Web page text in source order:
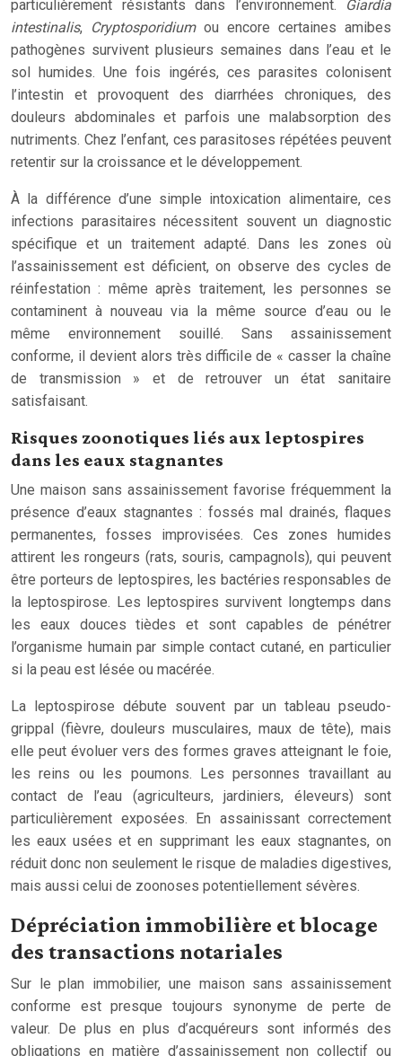
particulièrement résistants dans l’environnement.
Giardia
intestinalis, Cryptosporidiumou encore certaines amibes
pathogènes survivent plusieurs semaines dans l’eau et le
sol humides. Une fois ingérés, ces parasites colonisent
l’intestin et provoquent des diarrhées chroniques, des
douleurs abdominales et parfois une malabsorption des
nutriments. Chez l’enfant, ces parasitoses répétées peuvent
retentir sur la croissance et le développement.
À la différence d’une simple intoxication alimentaire, ces
infections parasitaires nécessitent souvent un diagnostic
spécifique et un traitement adapté. Dans les zones où
l’assainissement est déficient, on observe des cycles de
réinfestation : même après traitement, les personnes se
contaminent à nouveau via la même source d’eau ou le
même environnement souillé. Sans assainissement
conforme, il devient alors très difficile de « casser la chaîne
de transmission » et de retrouver un état sanitaire
satisfaisant.
Risques zoonotiques liés aux leptospires
dans les eaux stagnantes
Une maison sans assainissement favorise fréquemment la
présence d’eaux stagnantes : fossés mal drainés, flaques
permanentes, fosses improvisées. Ces zones humides
attirent les rongeurs (rats, souris, campagnols), qui peuvent
être porteurs de leptospires, les bactéries responsables de
la leptospirose. Les leptospires survivent longtemps dans
les eaux douces tièdes et sont capables de pénétrer
l’organisme humain par simple contact cutané, en particulier
si la peau est lésée ou macérée.
La leptospirose débute souvent par un tableau pseudo-
grippal (fièvre, douleurs musculaires, maux de tête), mais
elle peut évoluer vers des formes graves atteignant le foie,
les reins ou les poumons. Les personnes travaillant au
contact de l’eau (agriculteurs, jardiniers, éleveurs) sont
particulièrement exposées. En assainissant correctement
les eaux usées et en supprimant les eaux stagnantes, on
réduit donc non seulement le risque de maladies digestives,
mais aussi celui de zoonoses potentiellement sévères.
Dépréciation immobilière et blocage
des transactions notariales
Sur le plan immobilier, une maison sans assainissement
conforme est presque toujours synonyme de perte de
valeur. De plus en plus d’acquéreurs sont informés des
obligations en matière d’assainissement non collectif ou